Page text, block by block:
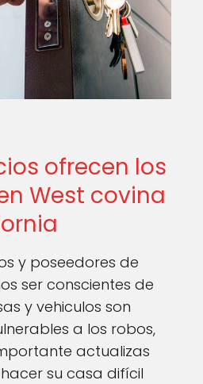
ofrecen los
West covina
y poseedores de
ser conscientes de
y vehiculos son
a los robos,
actualizas
su casa difícil